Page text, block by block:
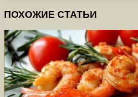
ПОХОЖИЕ СТАТЬИ